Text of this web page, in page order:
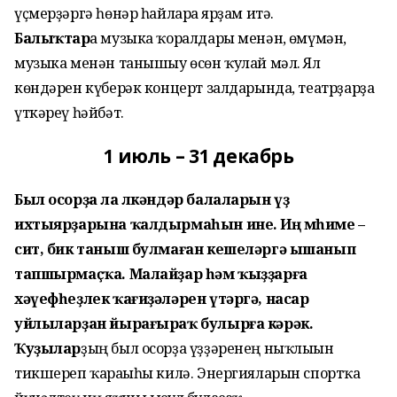
үҫмерҙәргә һөнәр һайларға ярҙам итә.
Балыҡтарға музыка ҡоралдары менән, ғөмүмән,
музыка менән танышыу өсөн ҡулай мәл. Ял
көндәрен күберәк концерт залдарында, театрҙарҙа
үткәреү һәйбәт.
1 июль – 31 декабрь
Был осорҙа ла өлкәндәр балаларын үҙ
ихтыярҙарына ҡалдырмаһын ине. Иң мөһиме –
сит, бик таныш булмаған кешеләргә ышанып
тапшырмаҫҡа. Малай­ҙар һәм ҡыҙҙарға
хәүефһеҙлек ҡағиҙәләрен үтәргә, насар
уйлыларҙан йырағыраҡ булырға кәрәк.
Ҡуҙыларҙың был осорҙа үҙҙәренең ныҡлығын
тикшереп ҡарағыһы килә. Энергияларын спортҡа